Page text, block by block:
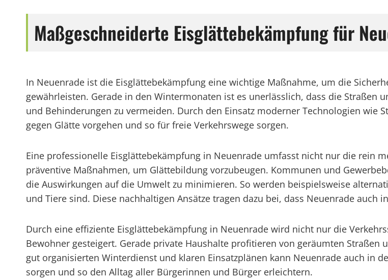
Maßgeschneiderte Eisglättebekämpfung für
In Neuenrade ist die Eisglättebekämpfung eine wichtige Maßnahme, um die
gewährleisten. Gerade in den Wintermonaten ist es unerlässlich, dass die Straßen
und Behinderungen zu vermeiden. Durch den Einsatz moderner Technologien wie
gegen Glätte vorgehen und so für freie Verkehrswege sorgen.
Eine professionelle Eisglättebekämpfung in Neuenrade umfasst nicht nur die rein
präventive Maßnahmen, um Glättebildung vorzubeugen. Kommunen und
die Auswirkungen auf die Umwelt zu minimieren. So werden beispielsweise
und Tiere sind. Diese nachhaltigen Ansätze tragen dazu bei, dass Neuenrade
Durch eine effiziente Eisglättebekämpfung in Neuenrade wird nicht nur die
Bewohner gesteigert. Gerade private Haushalte profitieren von geräumten
gut organisierten Winterdienst und klaren Einsatzplänen kann Neuenrade auch in
sorgen und so den Alltag aller Bürgerinnen und Bürger erleichtern.